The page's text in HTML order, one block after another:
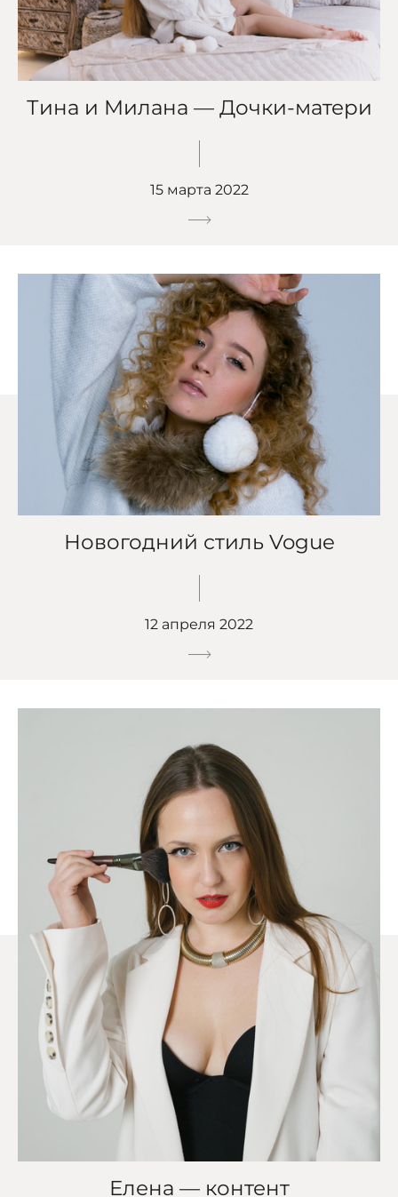
Тина и Милана — Дочки-матери
15 марта 2022
Новогодний стиль Vogue
12 апреля 2022
Елена — контент